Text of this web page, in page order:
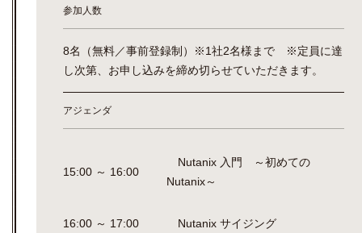
参加人数
8名（無料／事前登録制）※1社2名様まで ※定員に達
し次第、お申し込みを締め切らせていただきます。
アジェンダ
15:00 ～ 16:00
Nutanix 入門 ～初めての
Nutanix～
16:00 ～ 17:00 Nutanix サイジング